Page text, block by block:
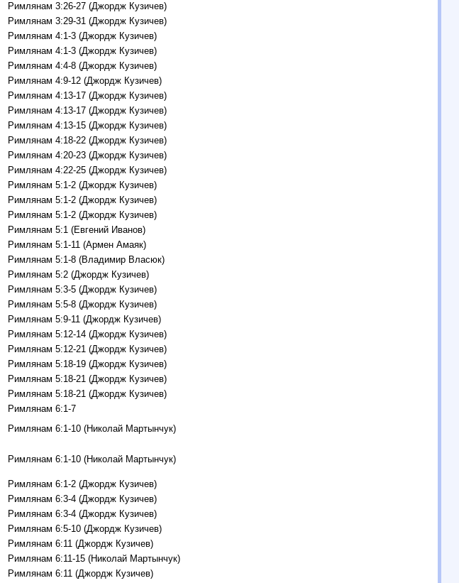
Римлянам 3:26-27 (Джордж Кузичев)
Римлянам 3:29-31 (Джордж Кузичев)
Римлянам 4:1-3 (Джордж Кузичев)
Римлянам 4:1-3 (Джордж Кузичев)
Римлянам 4:4-8 (Джордж Кузичев)
Римлянам 4:9-12 (Джордж Кузичев)
Римлянам 4:13-17 (Джордж Кузичев)
Римлянам 4:13-17 (Джордж Кузичев)
Римлянам 4:13-15 (Джордж Кузичев)
Римлянам 4:18-22 (Джордж Кузичев)
Римлянам 4:20-23 (Джордж Кузичев)
Римлянам 4:22-25 (Джордж Кузичев)
Римлянам 5:1-2 (Джордж Кузичев)
Римлянам 5:1-2 (Джордж Кузичев)
Римлянам 5:1-2 (Джордж Кузичев)
Римлянам 5:1 (Евгений Иванов)
Римлянам 5:1-11 (Армен Амаяк)
Римлянам 5:1-8 (Владимир Власюк)
Римлянам 5:2 (Джордж Кузичев)
Римлянам 5:3-5 (Джордж Кузичев)
Римлянам 5:5-8 (Джордж Кузичев)
Римлянам 5:9-11 (Джордж Кузичев)
Римлянам 5:12-14 (Джордж Кузичев)
Римлянам 5:12-21 (Джордж Кузичев)
Римлянам 5:18-19 (Джордж Кузичев)
Римлянам 5:18-21 (Джордж Кузичев)
Римлянам 5:18-21 (Джордж Кузичев)
Римлянам 6:1-7
Римлянам 6:1-10 (Николай Мартынчук)
Римлянам 6:1-10 (Николай Мартынчук)
Римлянам 6:1-2 (Джордж Кузичев)
Римлянам 6:3-4 (Джордж Кузичев)
Римлянам 6:3-4 (Джордж Кузичев)
Римлянам 6:5-10 (Джордж Кузичев)
Римлянам 6:11 (Джордж Кузичев)
Римлянам 6:11-15 (Николай Мартынчук)
Римлянам 6:11 (Джордж Кузичев)